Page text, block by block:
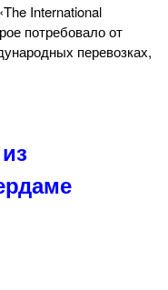
International
потребовало от
перевозках,